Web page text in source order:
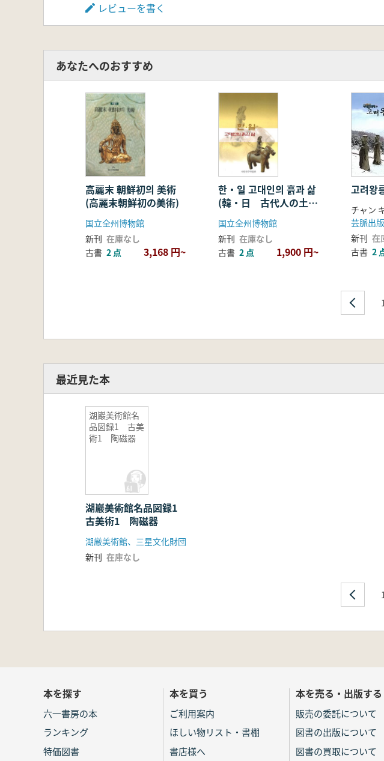
レビューを書く
あなたへのおすすめ
高麗末 朝鮮初의 美術
(高麗末朝鮮初の美術)
国立全州博物館
新刊 在庫なし
古書 2 点 3,168 円~
한・일 고대인의 흙과 삶
(韓・日 古代人の土と
生)
国立全州博物館
新刊 在庫なし
古書 2 点 1,900 円~
고려왕
チャン
芸脈出
新刊 在
古書 2
最近見た本
湖巖美術館名
品図録1 古美
術1 陶磁器
湖巖美術館名品図録1
古美術1 陶磁器
湖厳美術館、三星文化財団
新刊 在庫なし
本を探す
六一書房の本
ランキング
特価図書
本を買う
ご利用案内
ほしい物リスト・書棚
書店様へ
本を売る・出版する
販売の委託について
図書の出版について
図書の買取について